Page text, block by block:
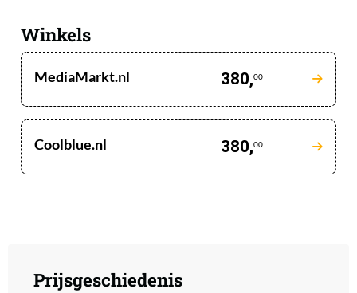
Winkels
MediaMarkt.nl 380,00
Coolblue.nl 380,00
Prijsgeschiedenis